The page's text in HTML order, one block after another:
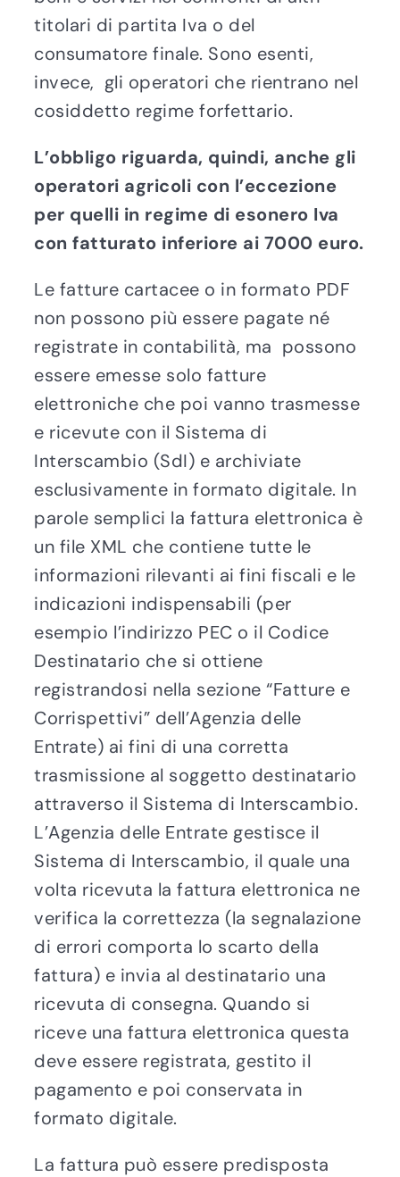
titolari di partita Iva o del
consumatore finale. Sono esenti,
invece, gli operatori che rientrano nel
cosiddetto regime forfettario.
L’obbligo riguarda, quindi, anche gli
operatori agricoli con l’eccezione
per quelli in regime di esonero Iva
con fatturato inferiore ai 7000 euro.
Le fatture cartacee o in formato PDF
non possono più essere pagate né
registrate in contabilità, ma possono
essere emesse solo fatture
elettroniche che poi vanno trasmesse
e ricevute con il Sistema di
Interscambio (SdI) e archiviate
esclusivamente in formato digitale. In
parole semplici la fattura elettronica è
un file XML che contiene tutte le
informazioni rilevanti ai fini fiscali e le
indicazioni indispensabili (per
esempio l’indirizzo PEC o il Codice
Destinatario che si ottiene
registrandosi nella sezione “Fatture e
Corrispettivi” dell’Agenzia delle
Entrate) ai fini di una corretta
trasmissione al soggetto destinatario
attraverso il Sistema di Interscambio.
L’Agenzia delle Entrate gestisce il
Sistema di Interscambio, il quale una
volta ricevuta la fattura elettronica ne
verifica la correttezza (la segnalazione
di errori comporta lo scarto della
fattura) e invia al destinatario una
ricevuta di consegna. Quando si
riceve una fattura elettronica questa
deve essere registrata, gestito il
pagamento e poi conservata in
formato digitale.
La fattura può essere predisposta